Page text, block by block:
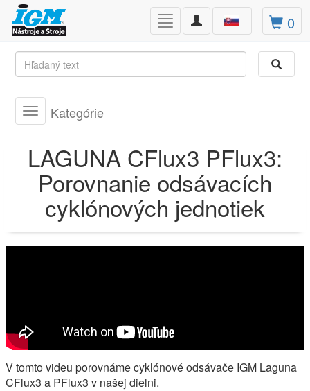
Toggle
navigation
Toggle
navigation
0
Toggle
navigation
Kategórie
LAGUNA CFlux3 PFlux3:
Porovnanie odsávacích
cyklónových jednotiek
V tomto videu porovnáme cyklónové odsávače IGM Laguna
CFlux3 a PFlux3 v našej dielni.